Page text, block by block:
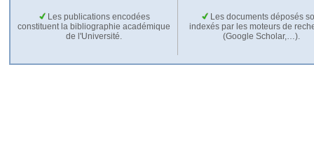
Les publications encodées
constituent la bibliographie académique
de l'Université.
Les documents déposés
indexés par les moteurs de
(Google Scholar,…).